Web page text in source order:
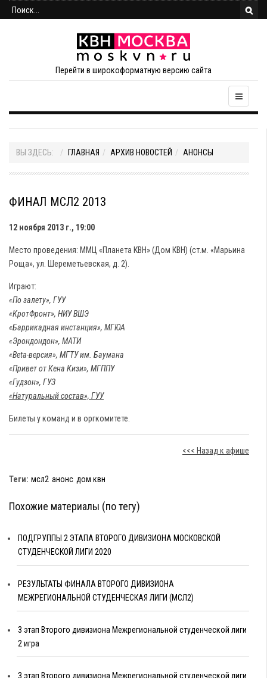
Перейти в широкоформатную версию сайта
ВЫ ЗДЕСЬ: ГЛАВНАЯ АРХИВ НОВОСТЕЙ АНОНСЫ
ФИНАЛ МСЛ2 2013
12 ноября 2013 г., 19:00
Место проведения: ММЦ «Планета КВН» (Дом КВН) (ст.м. «Марьина
Роща», ул. Шереметьевская, д. 2).
Играют:
«По залету», ГУУ
«КротФронт», НИУ ВШЭ
«Баррикадная инстанция», МГЮА
«Эрондондон», МАТИ
«Beta-версия», МГТУ им. Баумана
«Привет от Кена Кизи», МГППУ
«Гудзон», ГУЗ
«Натуральный состав», ГУУ
Билеты у команд и в оргкомитете.
<<< Назад к афише
Теги: мсл2 анонс дом квн
Похожие материалы (по тегу)
ПОДГРУППЫ 2 ЭТАПА ВТОРОГО ДИВИЗИОНА МОСКОВСКОЙ
СТУДЕНЧЕСКОЙ ЛИГИ 2020
РЕЗУЛЬТАТЫ ФИНАЛА ВТОРОГО ДИВИЗИОНА
МЕЖРЕГИОНАЛЬНОЙ СТУДЕНЧЕСКАЯ ЛИГИ (МСЛ2)
3 этап Второго дивизиона Межрегиональной студенческой лиги
2 игра
3 этап Второго дивизиона Межрегиональной студенческой лиги